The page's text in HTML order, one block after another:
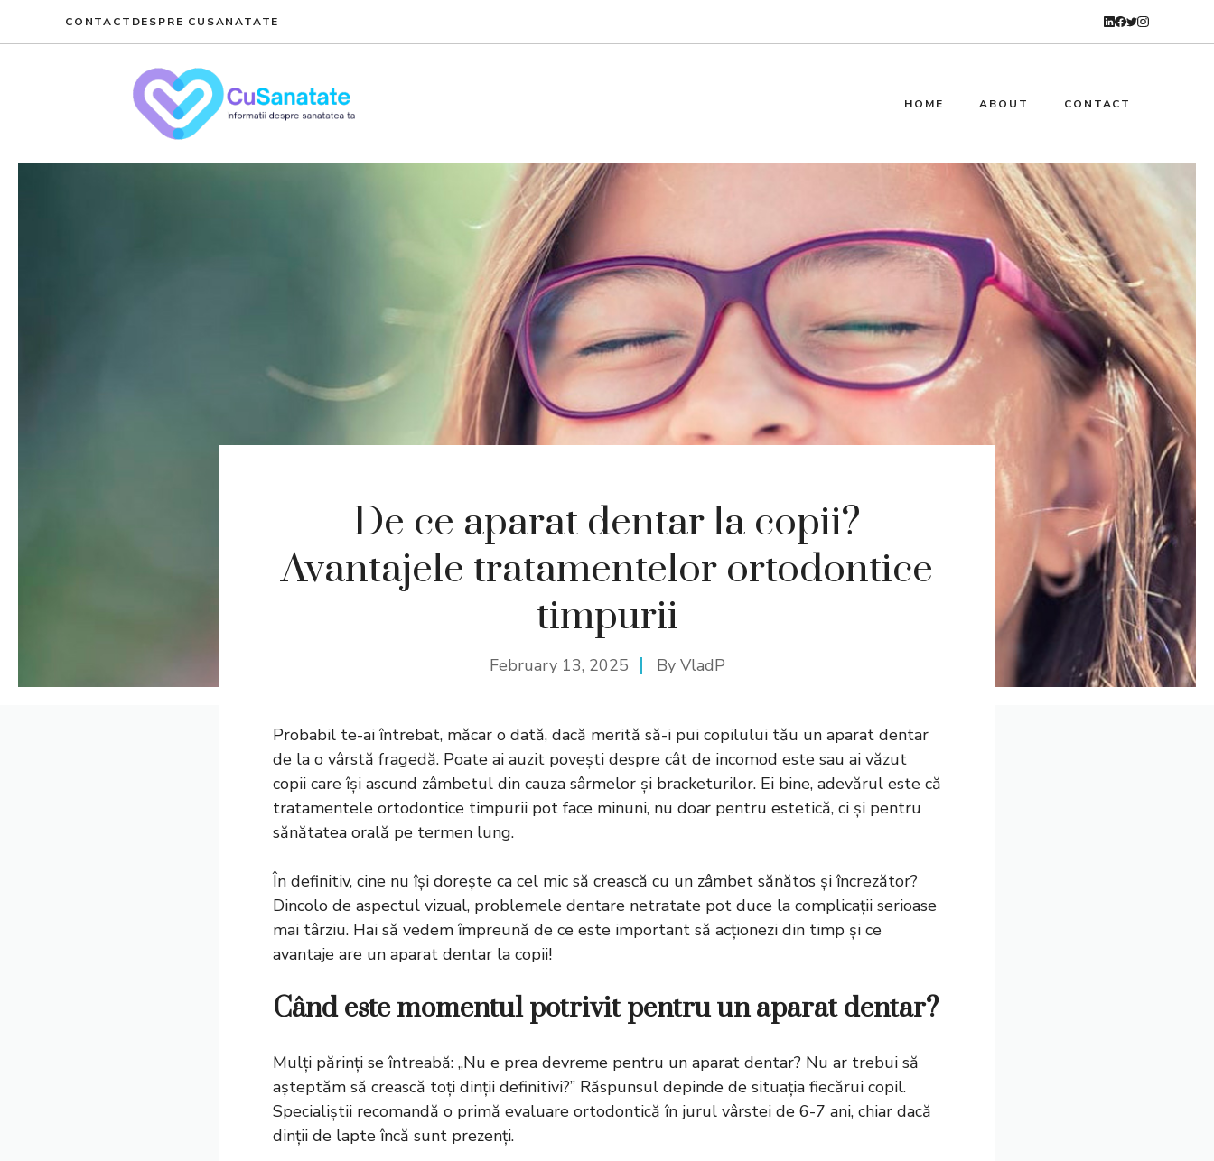
CONTACT DESPRE CUSANATATE
HOME ABOUT CONTACT
De ce aparat dentar la copii?
Avantajele tratamentelor ortodontice
timpurii
February 13, 2025 By VladP
Probabil te-ai întrebat, măcar o dată, dacă merită să-i pui copilului tău un aparat dentar
de la o vârstă fragedă. Poate ai auzit povești despre cât de incomod este sau ai văzut
copii care își ascund zâmbetul din cauza sârmelor și bracketurilor. Ei bine, adevărul este că
tratamentele ortodontice timpurii pot face minuni, nu doar pentru estetică, ci și pentru
sănătatea orală pe termen lung.
În definitiv, cine nu își dorește ca cel mic să crească cu un zâmbet sănătos și încrezător?
Dincolo de aspectul vizual, problemele dentare netratate pot duce la complicații serioase
mai târziu. Hai să vedem împreună de ce este important să acționezi din timp și ce
avantaje are un aparat dentar la copii!
Când este momentul potrivit pentru un aparat dentar?
Mulți părinți se întreabă: „Nu e prea devreme pentru un aparat dentar? Nu ar trebui să
așteptăm să crească toți dinții definitivi?” Răspunsul depinde de situația fiecărui copil.
Specialiștii recomandă o primă evaluare ortodontică în jurul vârstei de 6-7 ani, chiar dacă
dinții de lapte încă sunt prezenți.